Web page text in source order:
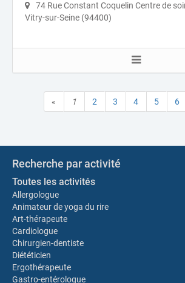
74 Rue Constant Coquelin Centre de
Vitry-sur-Seine (94400)
« 1 2 3 4 5 6
Recherche par activité
Toutes les activités
Allergologue
Animateur de yoga du rire
Art-thérapeute
Cardiologue
Chirurgien-dentiste
Diététicien
Ergothérapeute
Gastro-entérologue